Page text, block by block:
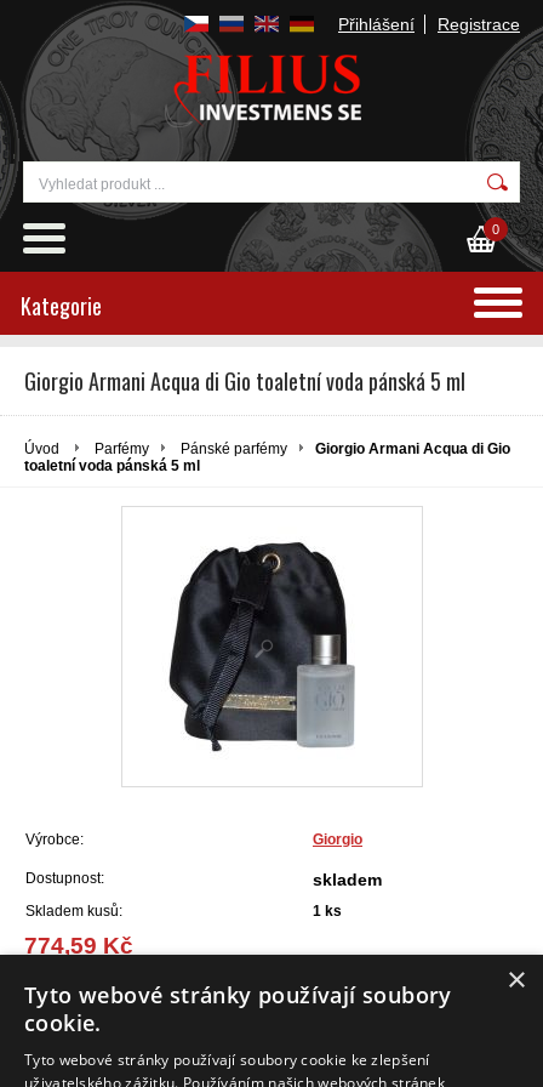
Přihlášení Registrace
0
Kategorie
Giorgio Armani Acqua di Gio toaletní voda pánská 5 ml
Úvod Parfémy Pánské parfémy
Giorgio Armani Acqua di Gio
toaletní voda pánská 5 ml
Výrobce: Giorgio
Dostupnost: skladem
Skladem kusů: 1 ks
774,59 Kč
×
Tyto webové stránky používají soubory
cookie.
Tyto webové stránky používají soubory cookie ke zlepšení
uživatelského zážitku. Používáním našich webových stránek